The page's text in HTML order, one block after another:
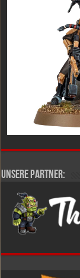
Unsere Partner: